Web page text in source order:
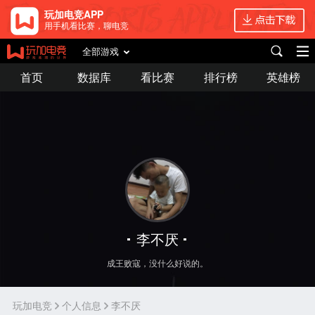
玩加电竞APP
用手机看比赛，聊电竞
全部游戏
首页 数据库 看比赛 排行榜 英雄榜
李不厌
成王败寇，没什么好说的。
玩加电竞 个人信息 李不厌